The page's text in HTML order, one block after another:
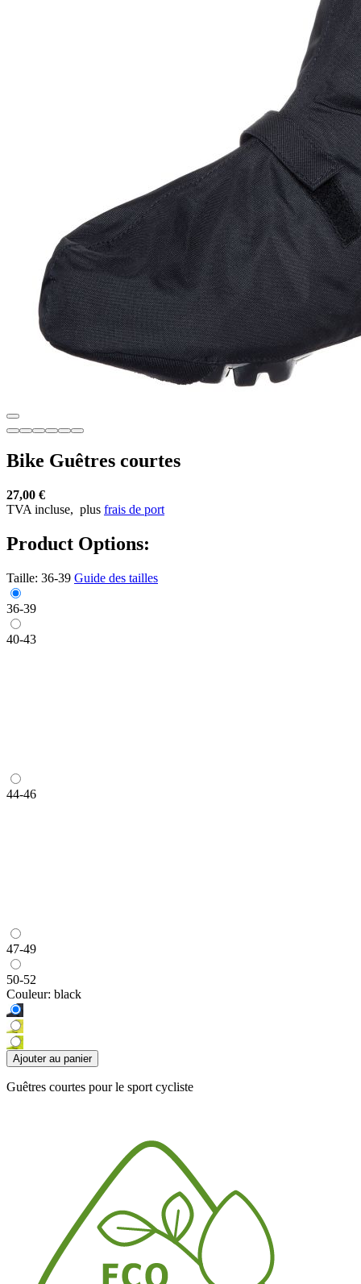
Bike Guêtres courtes
27,00 €
TVA incluse, plus frais de port
Product Options:
Taille: 36-39 Guide des tailles
36-39
40-43
44-46
47-49
50-52
Couleur: black
Ajouter au panier
Guêtres courtes pour le sport cycliste